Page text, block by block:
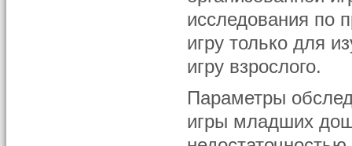
исследования по
игру только для
игру взрослого.
Параметры
игры младших